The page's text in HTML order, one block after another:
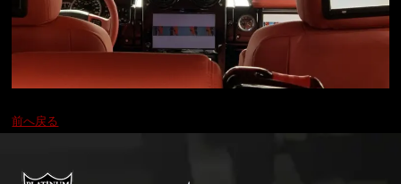
前へ戻る